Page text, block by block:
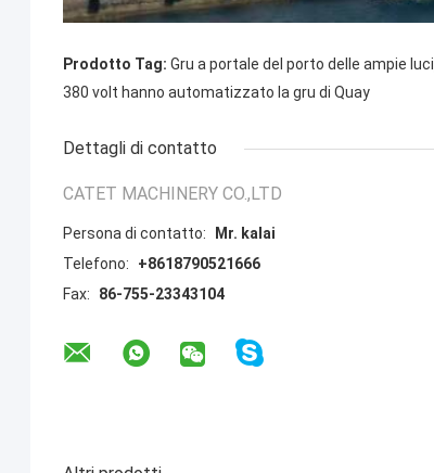
Prodotto Tag: Gru a portale del porto delle ampie luci
380 volt hanno automatizzato la gru di Quay
Dettagli di contatto
CATET MACHINERY CO.,LTD
Persona di contatto:
Mr. kalai
Telefono:
+8618790521666
Fax:
86-755-23343104